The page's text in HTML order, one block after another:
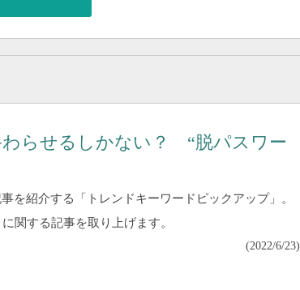
わらせるしかない？ “脱パスワー
を紹介する「トレンドキーワードピックアップ」。
関する記事を取り上げます。
(2022/6/23)